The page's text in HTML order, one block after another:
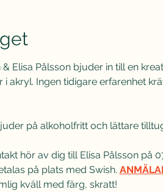
Elisa Pålsson bjuder in till en
akryl. Ingen tidigare erfarenhet
på alkoholfritt och lättare
hör av dig till Elisa Pålsson på
på plats med Swish.
kväll med färg, skratt!